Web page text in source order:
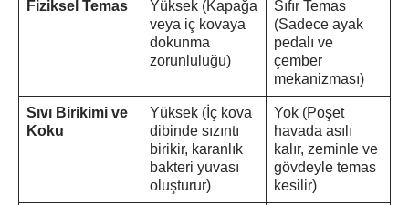
Fiziksel Temas
Yüksek (Kapağa
veya iç kovaya
dokunma
zorunluluğu)
Sıfır Temas
(Sadece ayak
pedalı ve
çember
mekanizması)
Sıvı Birikimi ve
Koku
Yüksek (İç kova
dibinde sızıntı
birikir, karanlık
bakteri yuvası
oluşturur)
Yok (Poşet
havada asılı
kalır, zeminle ve
gövdeyle temas
kesilir)